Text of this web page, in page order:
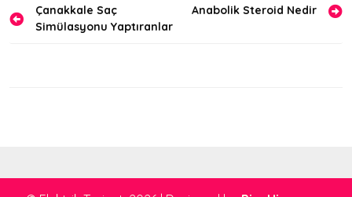
Yazı
gezinmesi
Çanakkale Saç
Simülasyonu Yaptıranlar
Anabolik Steroid Nedir